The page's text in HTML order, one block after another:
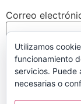
Correo
Web
Utilizamos
funcionamiento
servicios. Puede
necesarias o